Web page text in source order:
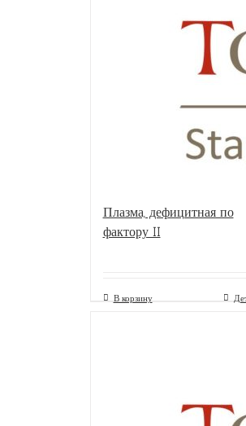
Плазма, дефицитная по
фактору II
В корзину